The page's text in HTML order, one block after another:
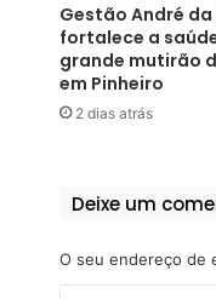
Gestão André da
fortalece a
grande mutirão
em Pinheiro
2 dias atrás
Deixe um
O seu endereço de